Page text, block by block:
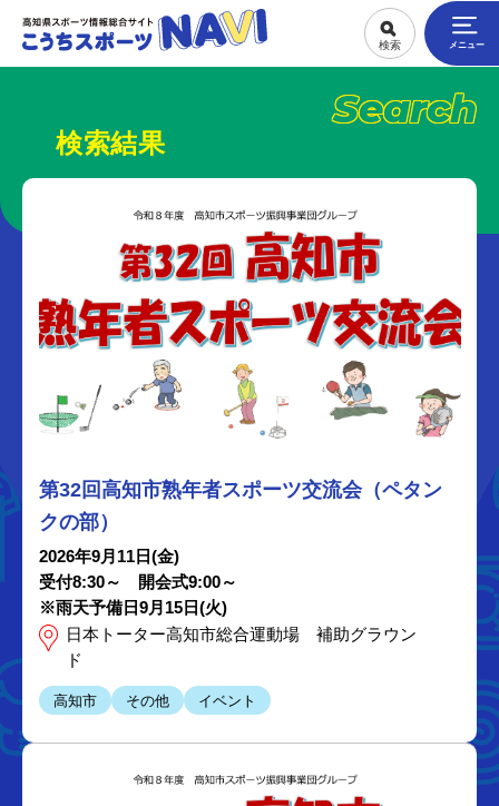
Search
検索結果
第32回高知市熟年者スポーツ交流会（ペタン
クの部）
2026年9月11日(金)
受付8:30～ 開会式9:00～
※雨天予備日9月15日(火)
日本トーター高知市総合運動場 補助グラウン
ド
高知市 その他 イベント